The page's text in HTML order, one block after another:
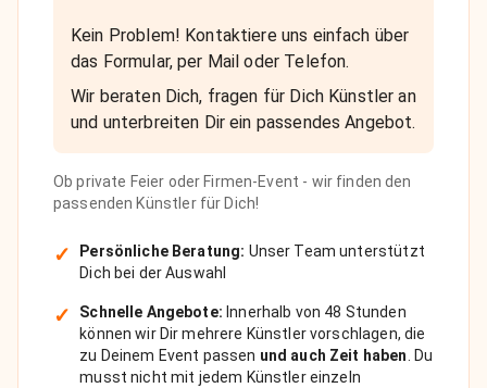
Kein Problem! Kontaktiere uns einfach über
das Formular, per Mail oder Telefon.
Wir beraten Dich, fragen für Dich Künstler an
und unterbreiten Dir ein passendes Angebot.
Ob private Feier oder Firmen-Event - wir finden den
passenden Künstler für Dich!
✓ Persönliche Beratung: Unser Team unterstützt
Dich bei der Auswahl
✓ Schnelle Angebote: Innerhalb von 48 Stunden
können wir Dir mehrere Künstler vorschlagen, die
zu Deinem Event passen und auch Zeit haben . Du
musst nicht mit jedem Künstler einzeln